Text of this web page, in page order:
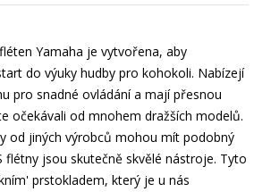
Yamaha je vytvořena, aby
do výuky hudby pro kohokoli. Nabízejí
pro snadné ovládání a mají přesnou
očekávali od mnohem dražších modelů.
od jiných výrobců mohou mít podobný
flétny jsou skutečně skvělé nástroje. Tyto
prstokladem, který je u nás